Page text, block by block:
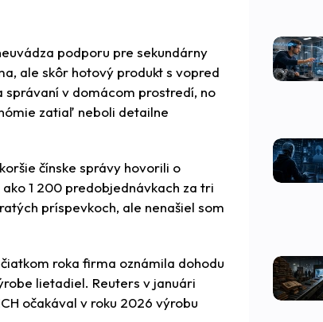
podporu pre sekundárny
ale skôr hotový produkt s vopred
správaní v domácom prostredí, no
zatiaľ neboli detailne
čínske správy hovorili o
1 200 predobjednávkach za tri
príspevkoch, ale nenašiel som
roka firma oznámila dohodu
lietadiel. Reuters v januári
očakával v roku 2026 výrobu